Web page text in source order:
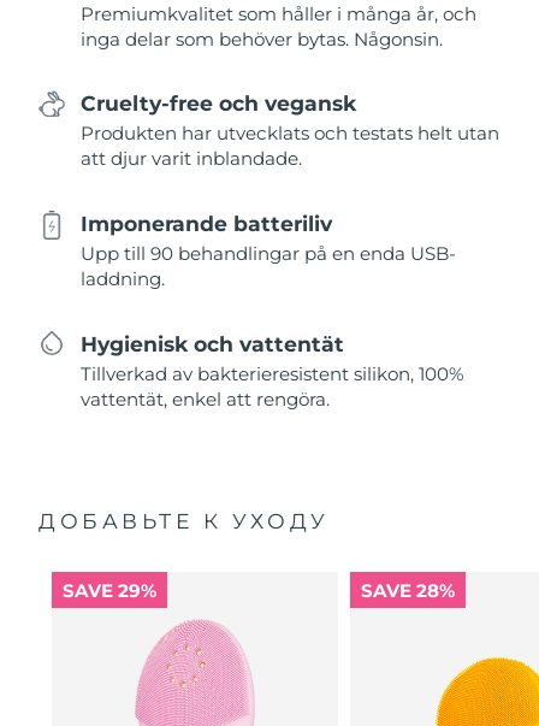
Premiumkvalitet som håller i många år, och
inga delar som behöver bytas. Någonsin.
Cruelty-free och vegansk
Produkten har utvecklats och testats helt utan
att djur varit inblandade.
Imponerande batteriliv
Upp till 90 behandlingar på en enda USB-
laddning.
Hygienisk och vattentät
Tillverkad av bakterieresistent silikon, 100%
vattentät, enkel att rengöra.
ДОБАВЬТЕ К УХОДУ
SAVE 29% SAVE 28%